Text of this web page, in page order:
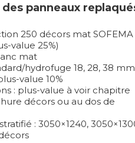
panneaux
250 décors mat SOFEMA
value 25%)
mat
hydrofuge 18, 28, 38 mm
value 10%
: plus-value à voir chapitre
décors ou au dos de
: 3050×1240,